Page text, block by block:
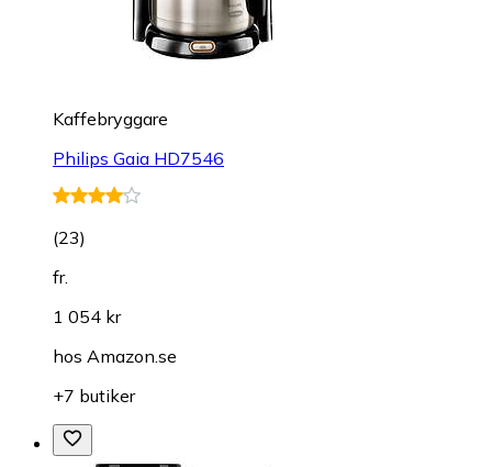
Kaffebryggare
Philips Gaia HD7546
(23)
fr.
1 054 kr
hos Amazon.se
+7 butiker